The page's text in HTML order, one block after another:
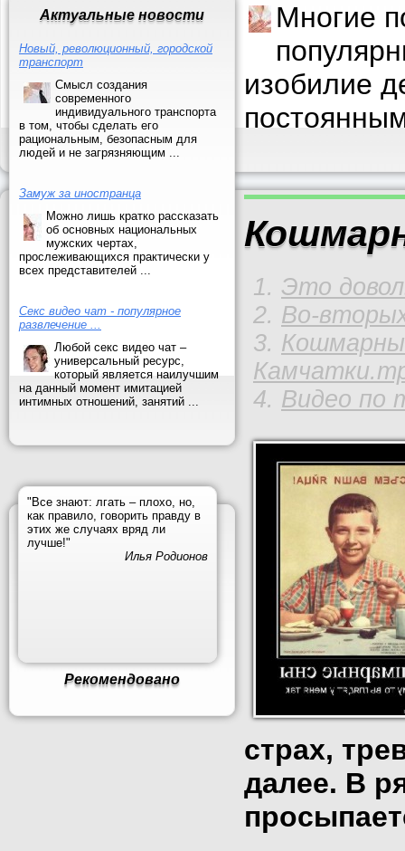
Актуальные новости
Новый, революционный, городской
транспорт
Смысл создания
современного
индивидуального транспорта
в том, чтобы сделать его
рациональным, безопасным для
людей и не загрязняющим ...
Замуж за иностранца
Можно лишь кратко рассказать
об основных национальных
мужских чертах,
прослеживающихся практически у
всех представителей ...
Секс видео чат - популярное
развлечение ...
Любой секс видео чат –
универсальный ресурс,
который является наилучшим
на данный момент имитацией
интимных отношений, занятий ...
"Все знают: лгать – плохо, но,
как правило, говорить правду в
этих же случаях вряд ли
лучше!"
Илья Родионов
Рекомендовано
Многие
изобилие
Это
Во-
Видео по
страх,
далее. В